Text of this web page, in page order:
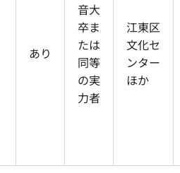
あり
音大
卒ま
たは
同等
の実
力者
江東区
文化セ
ンター
ほか